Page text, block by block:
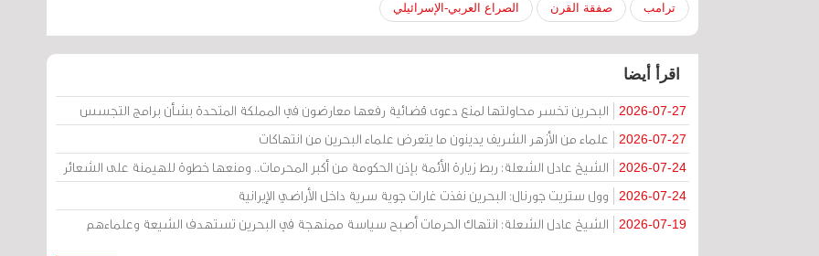
ترامب صفقة القرن الصراع العربي-الإسرائيلي
اقرأ أيضا
2026-07-27 البحرين تخسر محاولتها لمنع دعوى قضائية رفعها معارضون في المملكة المتحدة بشأن برامج التجسس
2026-07-27 علماء من الأزهر الشريف يدينون ما يتعرض علماء البحرين من انتهاكات
2026-07-24 الشيخ عادل الشعلة: ربط زيارة الأئمة بإذن الحكومة من أكبر المحرمات.. ومنعها خطوة للهيمنة على الشعائر
2026-07-24 وول ستريت جورنال: البحرين نفذت غارات جوية سرية داخل الأراضي الإيرانية
2026-07-19 الشيخ عادل الشعلة: انتهاك الحرمات أصبح سياسة ممنهجة في البحرين تستهدف الشيعة وعلماءهم